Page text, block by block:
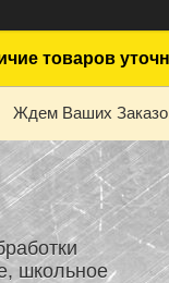
товаров
Ждем Ваших
школьное